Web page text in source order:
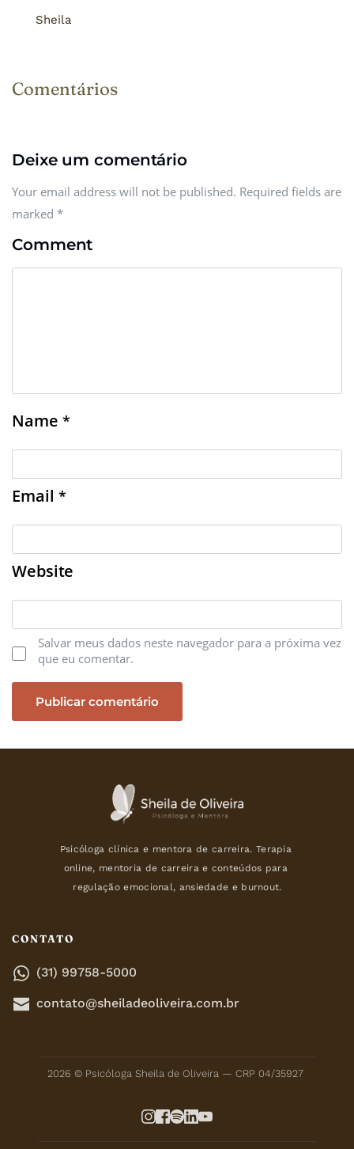
Sheila
Comentários
Deixe um comentário
Your email address will not be published. Required fields are
marked *
Comment
Name *
Email *
Website
Salvar meus dados neste navegador para a próxima vez
que eu comentar.
Psicóloga clínica e mentora de carreira. Terapia
online, mentoria de carreira e conteúdos para
regulação emocional, ansiedade e burnout.
CONTATO
(31) 99758-5000
contato@sheiladeoliveira.com.br
2026 © Psicóloga Sheila de Oliveira — CRP 04/35927